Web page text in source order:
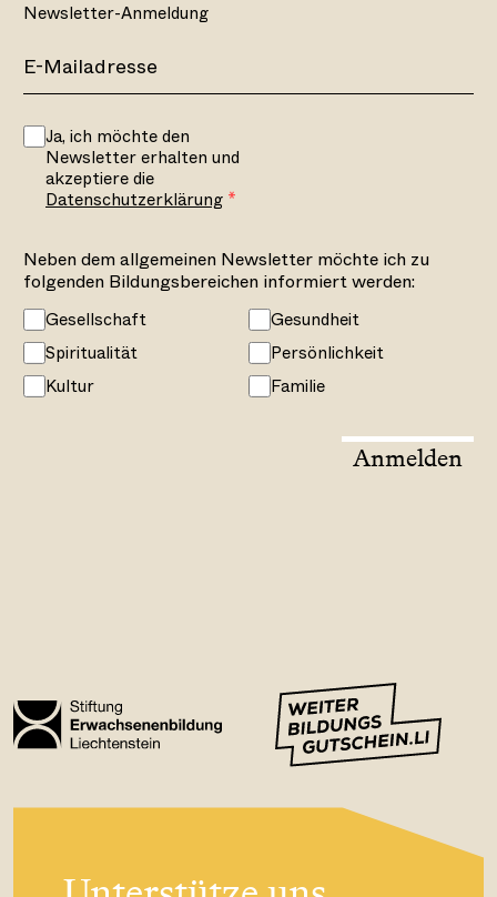
Newsletter-Anmeldung
Ja, ich möchte den
Newsletter erhalten und
akzeptiere die
Datenschutzerklärung
Neben dem allgemeinen Newsletter möchte ich zu
folgenden Bildungsbereichen informiert werden:
Gesellschaft
Gesundheit
Spiritualität
Persönlichkeit
Kultur
Familie
Anmelden